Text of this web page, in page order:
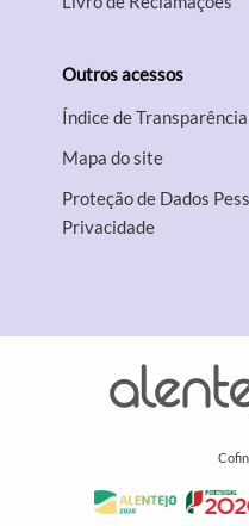
Outros acessos
Índice de
Mapa do site
Proteção de Dados
Privacidade